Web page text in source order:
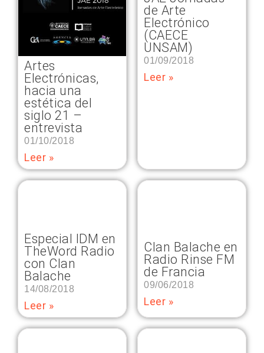
Artes
Electrónicas,
hacia una
estética del
siglo 21 –
entrevista
01/10/2018
Leer »
de Arte
Electrónico
(CAECE
UNSAM)
01/09/2018
Leer »
Especial IDM en
TheWord Radio
con Clan
Balache
14/08/2018
Leer »
Clan Balache en
Radio Rinse FM
de Francia
09/06/2018
Leer »